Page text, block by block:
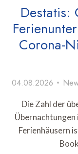
Destatis:
Corona-
04.08.2026
Die Zahl der
Übernachtungen
Ferienhäusern